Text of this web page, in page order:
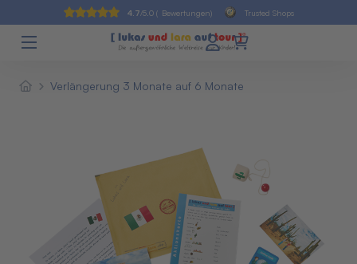
4.7/5.0 ( Bewertungen) Trusted Shops
Verlängerung 3 Monate auf 6 Monate